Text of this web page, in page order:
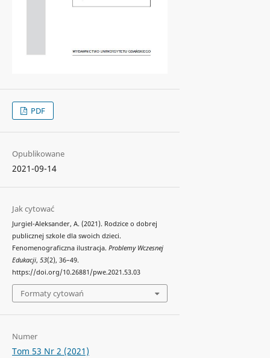
PDF
Opublikowane
2021-09-14
Jak cytować
Jurgiel-Aleksander, A. (2021). Rodzice o dobrej
publicznej szkole dla swoich dzieci.
Fenomenograficzna ilustracja. Problemy Wczesnej
Edukacji, 53(2), 36–49.
https://doi.org/10.26881/pwe.2021.53.03
Formaty cytowań
Numer
Tom 53 Nr 2 (2021)